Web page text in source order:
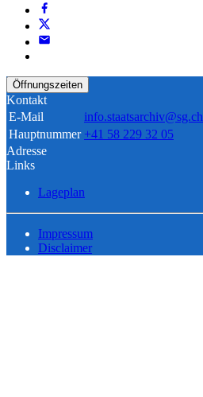
Öffnungszeiten
Kontakt
E-Mail
info.staatsarchiv@sg.ch
Hauptnummer +41 58 229 32 05
Adresse
Links
Lageplan
Impressum
Disclaimer